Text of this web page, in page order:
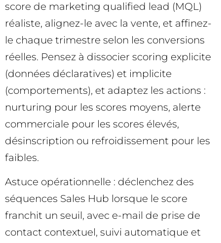
score de marketing qualified lead (MQL)
réaliste, alignez-le avec la vente, et affinez-
le chaque trimestre selon les conversions
réelles. Pensez à dissocier scoring explicite
(données déclaratives) et implicite
(comportements), et adaptez les actions :
nurturing pour les scores moyens, alerte
commerciale pour les scores élevés,
désinscription ou refroidissement pour les
faibles.
Astuce opérationnelle : déclenchez des
séquences Sales Hub lorsque le score
franchit un seuil, avec e-mail de prise de
contact contextuel, suivi automatique et